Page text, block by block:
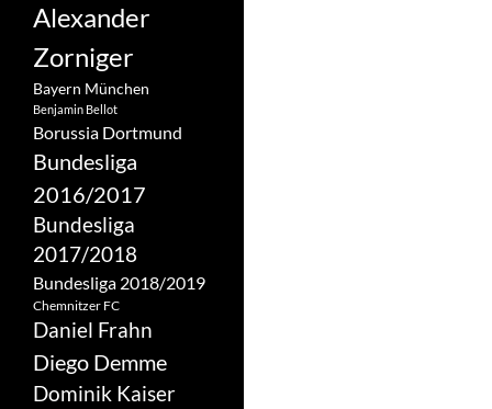
Alexander
Zorniger
Bayern München
Benjamin Bellot
Borussia Dortmund
Bundesliga
2016/2017
Bundesliga
2017/2018
Bundesliga 2018/2019
Chemnitzer FC
Daniel Frahn
Diego Demme
Dominik Kaiser